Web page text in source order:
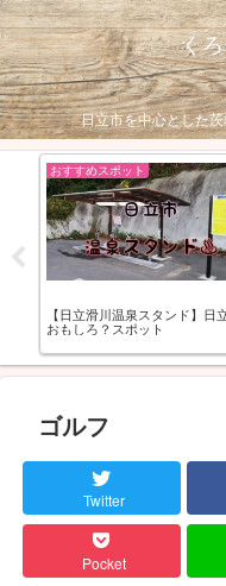
く
日立市を中心とした
おすすめスポット
【日立滑川温泉スタンド】日
おもしろ？スポット
ゴルフ
Twitter
Pocket